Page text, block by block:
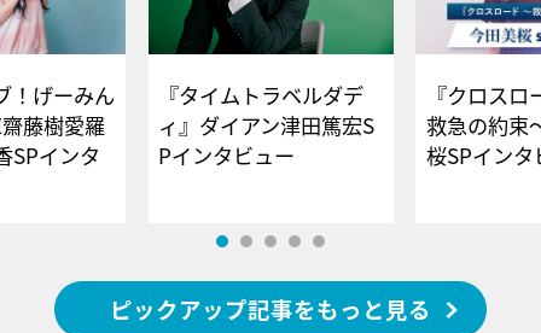
！げーみん
藤樹愛羅
SPインタ
『タイムトラベルダデ
ィ』ダイアン津田篤宏S
Pインタビュー
『クロス
救急の約束
桜SPイ
ピックアップ記事をもっと見る